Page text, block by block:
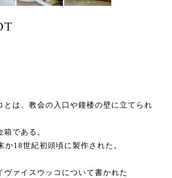
とは、教会の入口や鐘楼の壁に立てられ
である。
か18世紀初頭頃に製作された。
ヴァイスウッコについて書かれた